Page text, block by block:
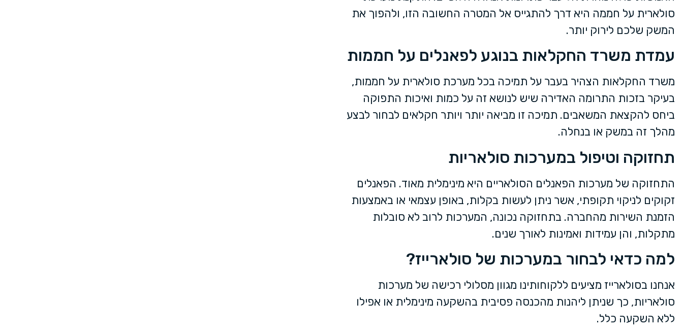
סולארית על חממה היא דרך להתגייס אל המטרה החשובה הזו, ולהפוך את
המשק שלכם לירוק יותר.
עמדת משרד החקלאות בנוגע לפאנלים על חממות
משרד החקלאות הצהיר בעבר על תמיכה בכל מערכת סולארית על חממות,
בעיקר בזכות התרומה האדירה שיש לנושא זה על כמות ואיכות התפוקה
ביחס להקצאת המשאבים. תמיכה זו מביאה יותר ויותר חקלאים לבחור לבצע
מהלך זה במשק או בנחלה.
תחזוקה וטיפול במערכות סולאריות
התחזוקה של מערכות הפאנלים הסולאריים היא מינימלית מאוד. הפאנלים
זקוקים לניקוי תקופתי, אשר ניתן לעשות בקלות, באופן עצמאי או באמצעות
הזמנת השירות מהחברה. בתחזוקה נכונה, המערכות לרוב לא סובלות
מתקלות, והן עמידות ואמינות לאורך שנים.
למה כדאי לבחור במערכות של סולארייז?
אנחנו בסולארייז מציעים ללקוחותינו מגוון מסלולי רכישה של מערכות
סולאריות, כך שניתן ליהנות מהכנסה פסיבית בהשקעה מינימלית או אפילו
ללא השקעה כלל.